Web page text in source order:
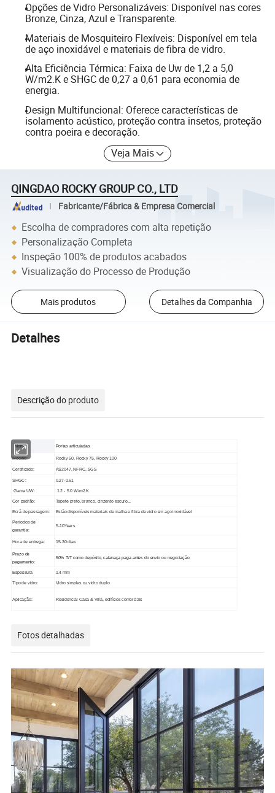
Opções de Vidro Personalizáveis: Disponível nas cores
Bronze, Cinza, Azul e Transparente.
Materiais de Mosquiteiro Flexíveis: Disponível em tela
de aço inoxidável e materiais de fibra de vidro.
Alta Eficiência Térmica: Faixa de Uw de 1,2 a 5,0
W/m2.K e SHGC de 0,27 a 0,61 para economia de
energia.
Design Multifuncional: Oferece características de
isolamento acústico, proteção contra insetos, proteção
contra poeira e decoração.
Veja Mais
QINGDAO ROCKY GROUP CO., LTD
Fabricante/Fábrica & Empresa Comercial
Escolha de compradores com alta repetição
Personalização Completa
Inspeção 100% de produtos acabados
Visualização do Processo de Produção
Mais produtos Detalhes da Companhia
Detalhes
Descrição do produto
Nome Portas articuladas
Modelo: Rocky 50, Rocky 75, Rocky 100
Certificado: AS2047, NFRC, SGS
SHGC: 0.27-0.61
Gama UW: 1.2 - 5.0 W/m2.K
Cor padrão: Tapete preto, branco, cinzento escuro...
Ecrã de passagem: Estão disponíveis materiais de malha e fibra de vidro em aço inoxidável
Períodos de
garantia:
5-10Years
Hora de entrega: 15-30 dias
Prazo de
pagamento:
50% T/T como depósito, calanaça paga antes do envio ou negociação
Espessura 1.4 mm
Tipo de vidro: Vidro simples ou vidro duplo
Aplicação: Residencial Casa & Villa, edifícios comerciais
Fotos detalhadas